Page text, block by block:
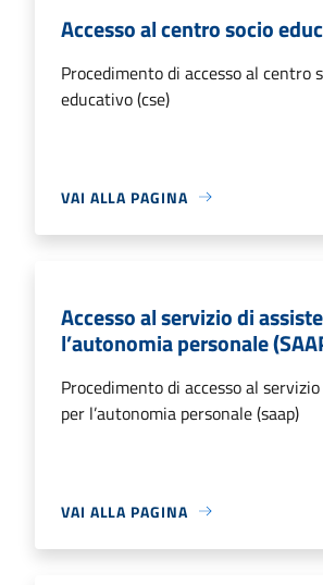
Accesso al centro socio
Procedimento di accesso al centro
educativo (cse)
VAI ALLA PAGINA
Accesso al servizio di
l’autonomia personale
Procedimento di accesso al
per l’autonomia personale (saap)
VAI ALLA PAGINA